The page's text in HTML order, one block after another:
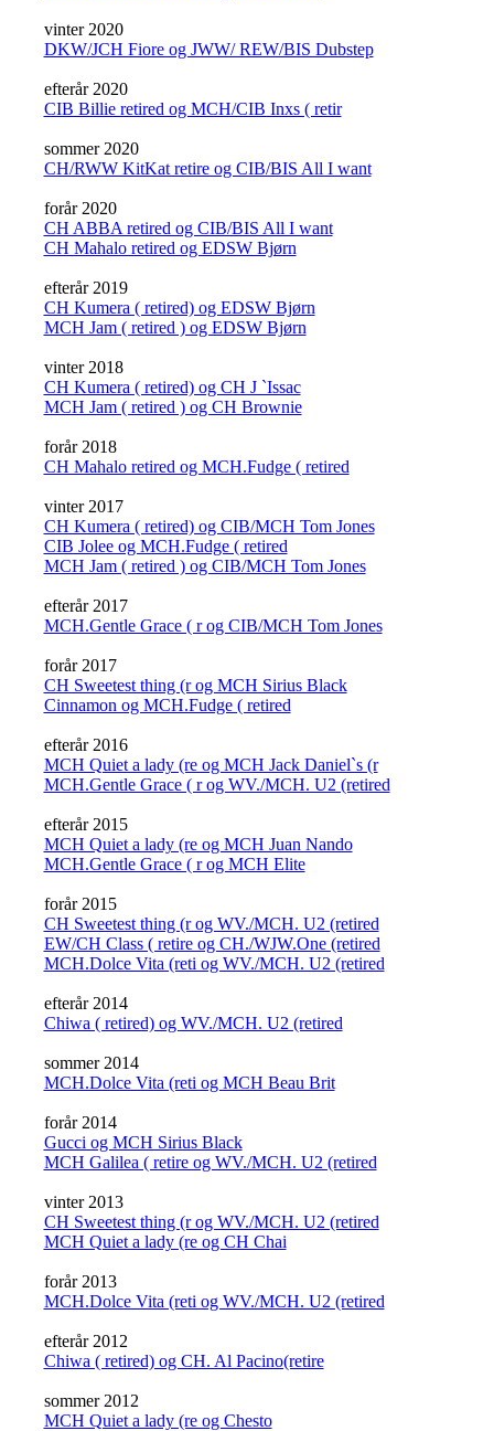
vinter 2020
DKW/JCH Fiore og JWW/ REW/BIS Dubstep
efterår 2020
CIB Billie retired og MCH/CIB Inxs ( retir
sommer 2020
CH/RWW KitKat retire og CIB/BIS All I want
forår 2020
CH ABBA retired og CIB/BIS All I want
CH Mahalo retired og EDSW Bjørn
efterår 2019
CH Kumera ( retired) og EDSW Bjørn
MCH Jam ( retired ) og EDSW Bjørn
vinter 2018
CH Kumera ( retired) og CH J `Issac
MCH Jam ( retired ) og CH Brownie
forår 2018
CH Mahalo retired og MCH.Fudge ( retired
vinter 2017
CH Kumera ( retired) og CIB/MCH Tom Jones
CIB Jolee og MCH.Fudge ( retired
MCH Jam ( retired ) og CIB/MCH Tom Jones
efterår 2017
MCH.Gentle Grace ( r og CIB/MCH Tom Jones
forår 2017
CH Sweetest thing (r og MCH Sirius Black
Cinnamon og MCH.Fudge ( retired
efterår 2016
MCH Quiet a lady (re og MCH Jack Daniel`s (r
MCH.Gentle Grace ( r og WV./MCH. U2 (retired
efterår 2015
MCH Quiet a lady (re og MCH Juan Nando
MCH.Gentle Grace ( r og MCH Elite
forår 2015
CH Sweetest thing (r og WV./MCH. U2 (retired
EW/CH Class ( retire og CH./WJW.One (retired
MCH.Dolce Vita (reti og WV./MCH. U2 (retired
efterår 2014
Chiwa ( retired) og WV./MCH. U2 (retired
sommer 2014
MCH.Dolce Vita (reti og MCH Beau Brit
forår 2014
Gucci og MCH Sirius Black
MCH Galilea ( retire og WV./MCH. U2 (retired
vinter 2013
CH Sweetest thing (r og WV./MCH. U2 (retired
MCH Quiet a lady (re og CH Chai
forår 2013
MCH.Dolce Vita (reti og WV./MCH. U2 (retired
efterår 2012
Chiwa ( retired) og CH. Al Pacino(retire
sommer 2012
MCH Quiet a lady (re og Chesto